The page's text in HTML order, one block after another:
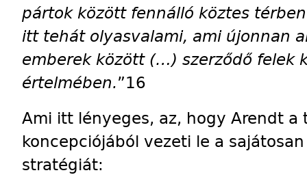
pártok között fennálló köztes
itt tehát olyasvalami, ami újonnan
emberek között (…) szerződő felek
értelmében.”16
Ami itt lényeges, az, hogy Arendt a
koncepciójából vezeti le a
stratégiát: